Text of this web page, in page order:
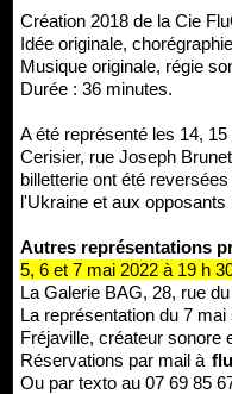
Création 2018 de la Cie
Idée originale,
Musique originale, régie
Durée : 36 minutes.
A été représenté les 14,
Cerisier, rue Joseph
billetterie ont été
l'Ukraine et aux opposants
Autres représentations
5, 6 et 7 mai 2022 à 19 h
La Galerie BAG, 28, rue
La représentation du 7
Fréjaville, créateur sonore
Réservations par mail à
Ou par texto au 07 69 85